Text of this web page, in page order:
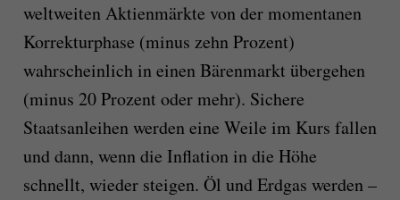
weltweiten Aktienmärkte von der momentanen
Korrekturphase (minus zehn Prozent)
wahrscheinlich in einen Bärenmarkt übergehen
(minus 20 Prozent oder mehr). Sichere
Staatsanleihen werden eine Weile im Kurs fallen
und dann, wenn die Inflation in die Höhe
schnellt, wieder steigen. Öl und Erdgas werden –